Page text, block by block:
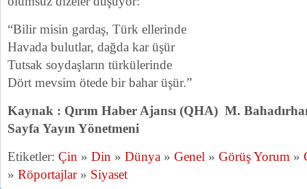
“Bilir misin gardaş, Türk ellerinde
Havada bulutlar, dağda kar üşür
Tutsak soydaşların türkülerinde
Dört mevsim ötede bir bahar üşür.”
Kaynak : Qırım Haber Ajansı (QHA) M.
Sayfa Yayın Yönetmeni
Etiketler: Çin » Din » Dünya » Genel » Görüş Yorum »
» Röportajlar» Siyaset